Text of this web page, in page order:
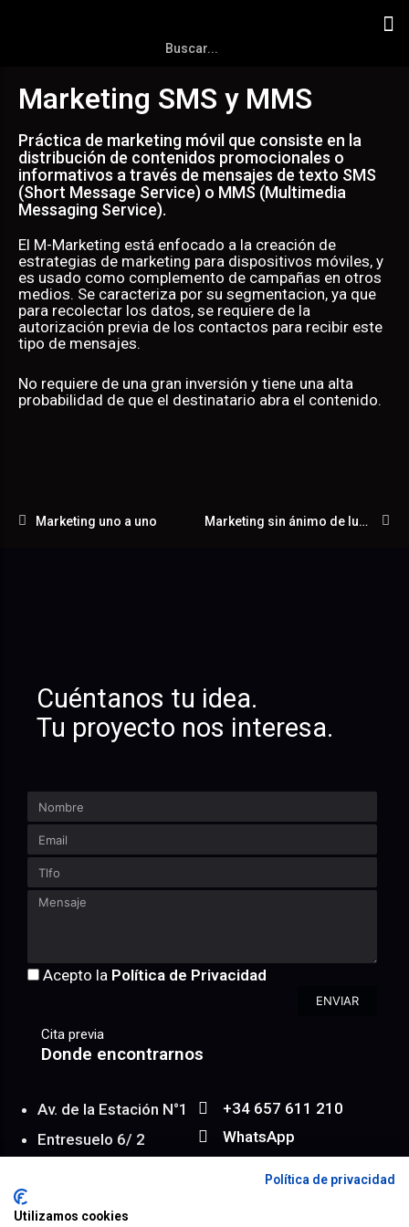
Marketing SMS y MMS
Práctica de marketing móvil que consiste en la
distribución de contenidos promocionales o
informativos a través de mensajes de texto SMS
(Short Message Service) o MMS (Multimedia
Messaging Service).
El M-Marketing está enfocado a la creación de
estrategias de marketing para dispositivos móviles, y
es usado como complemento de campañas en otros
medios. Se caracteriza por su segmentacion, ya que
para recolectar los datos, se requiere de la
autorización previa de los contactos para recibir este
tipo de mensajes.
No requiere de una gran inversión y tiene una alta
probabilidad de que el destinatario abra el contenido.
Marketing uno a uno Marketing sin ánimo de lucro
Cuéntanos tu idea.
Tu proyecto nos interesa.
Acepto la Política de Privacidad
ENVIAR
Cita previa
Donde encontrarnos
Av. de la Estación N°1
Entresuelo 6/ 2
+34 657 611 210
WhatsApp
Política de privacidad
Utilizamos cookies